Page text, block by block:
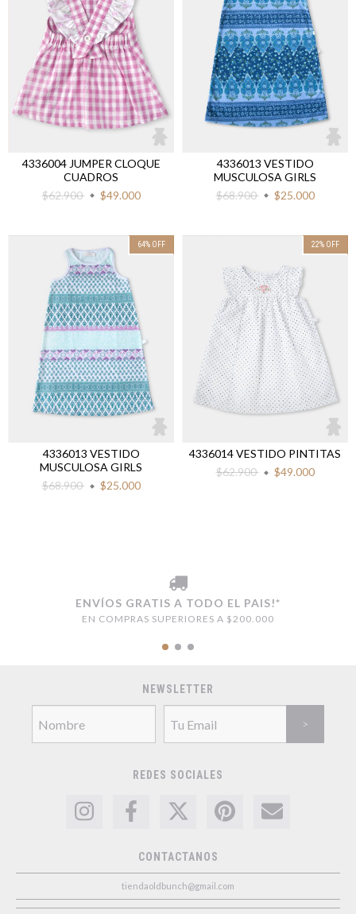
4336004 JUMPER CLOQUE
CUADROS
$62.900
$49.000
4336013 VESTIDO
MUSCULOSA GIRLS
$68.900
$25.000
64% OFF
4336013 VESTIDO
MUSCULOSA GIRLS
$68.900
$25.000
22% OFF
4336014 VESTIDO PINTITAS
$62.900
$49.000
ENVÍOS GRATIS A TODO EL PAIS!*
EN COMPRAS SUPERIORES A $200.000
NEWSLETTER
REDES SOCIALES
CONTACTANOS
tiendaoldbunch@gmail.com